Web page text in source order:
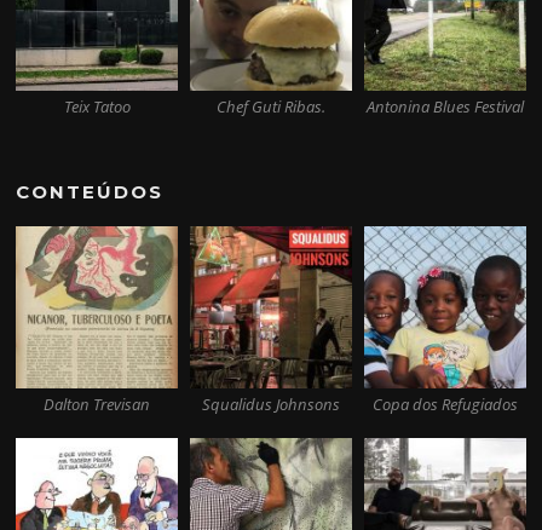
Teix Tatoo Chef Guti Ribas. Antonina Blues Festival
CONTEÚDOS
Dalton Trevisan Squalidus Johnsons Copa dos Refugiados